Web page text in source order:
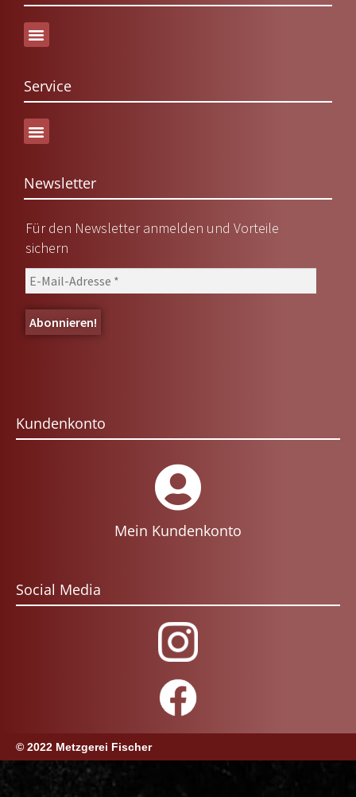
Service
Newsletter
Für den Newsletter anmelden und Vorteile
sichern
Kundenkonto
Mein Kundenkonto
Social Media
© 2022 Metzgerei Fischer